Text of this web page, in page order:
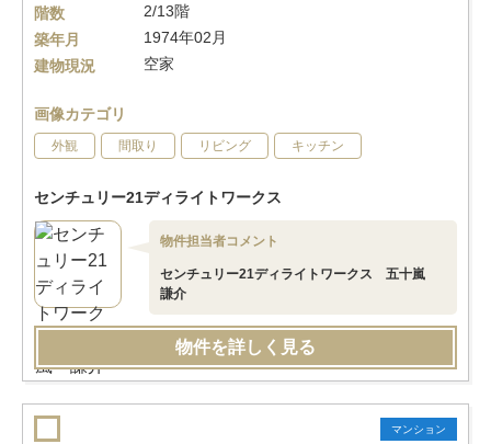
階数
2/13階
築年月
1974年02月
建物現況
空家
画像カテゴリ
外観 間取り リビング キッチン
センチュリー21ディライトワークス
物件担当者コメント
センチュリー21ディライトワークス 五十嵐
謙介
物件を詳しく見る
マンション